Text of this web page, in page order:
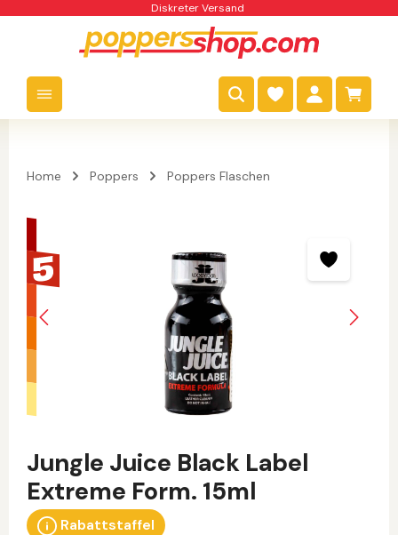
springen
Diskreter Versand
Home Poppers Poppers Flaschen
Jungle Juice Black Label
Extreme Form. 15ml
Rabattstaffel